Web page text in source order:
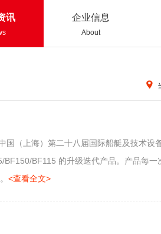
讯 企业信息
About
（上海）第二十八届国际船艇及技术设
BF115 的升级迭代产品。产品每
<查看全文>